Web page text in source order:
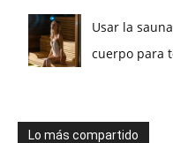
Usar la
cuerpo para
Lo más compartido